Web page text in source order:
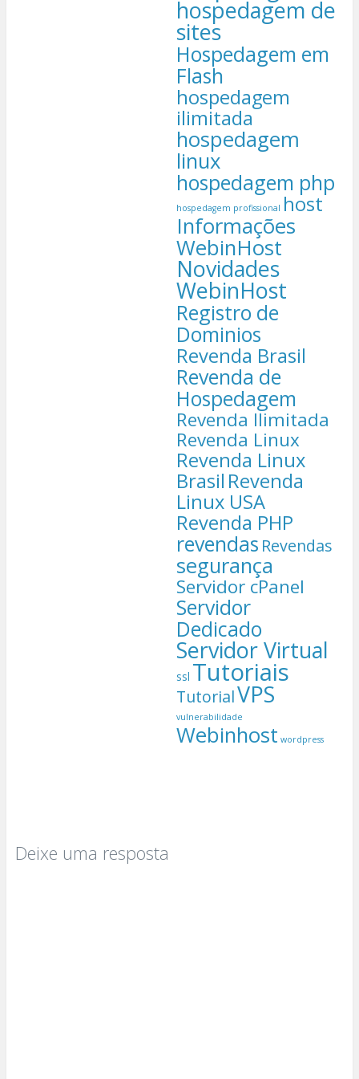
hospedagem de
sites
Hospedagem em
Flash
hospedagem
ilimitada
hospedagem
linux
hospedagem php
hospedagem profissional host
Informações
WebinHost
Novidades
WebinHost
Registro de
Dominios
Revenda Brasil
Revenda de
Hospedagem
Revenda Ilimitada
Revenda Linux
Revenda Linux
Brasil Revenda
Linux USA
Revenda PHP
revendas Revendas
segurança
Servidor cPanel
Servidor
Dedicado
Servidor Virtual
ssl Tutoriais
TutorialVPS
vulnerabilidade
Webinhost wordpress
Deixe uma resposta